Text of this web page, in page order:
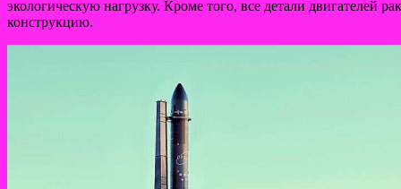
экологическую нагрузку. Кроме того, все детали
конструкцию.